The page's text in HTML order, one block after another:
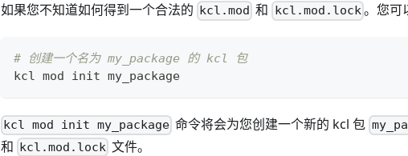
如果您不知道如何得到一个合法的 kcl.mod 和 kcl.mod.lock。您可
# 创建一个名为 my_package 的 kcl 包
kcl mod init my_package
kcl mod init my_package 命令将会为您创建一个新的 kcl 包
和 kcl.mod.lock 文件。